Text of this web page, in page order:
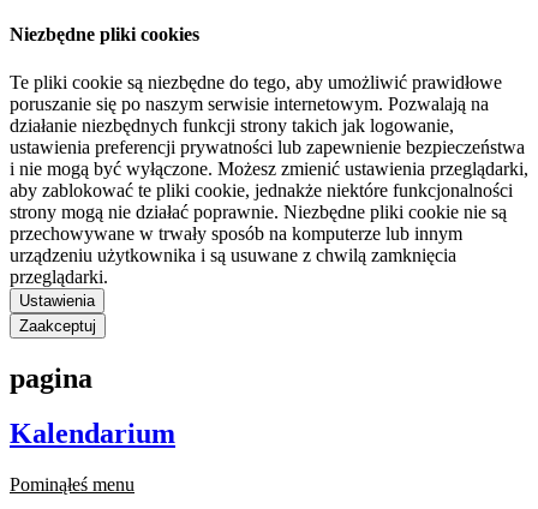
Niezbędne pliki cookies
Te pliki cookie są niezbędne do tego, aby umożliwić prawidłowe
poruszanie się po naszym serwisie internetowym. Pozwalają na
działanie niezbędnych funkcji strony takich jak logowanie,
ustawienia preferencji prywatności lub zapewnienie bezpieczeństwa
i nie mogą być wyłączone. Możesz zmienić ustawienia przeglądarki,
aby zablokować te pliki cookie, jednakże niektóre funkcjonalności
strony mogą nie działać poprawnie. Niezbędne pliki cookie nie są
przechowywane w trwały sposób na komputerze lub innym
urządzeniu użytkownika i są usuwane z chwilą zamknięcia
przeglądarki.
Ustawienia
Zaakceptuj
pagina
Kalendarium
Pominąłeś menu